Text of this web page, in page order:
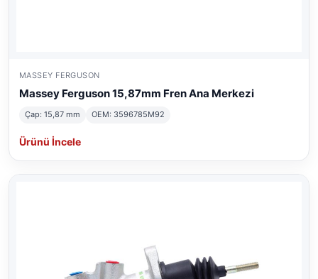
MASSEY FERGUSON
Massey Ferguson 15,87mm Fren Ana Merkezi
Çap: 15,87 mm OEM: 3596785M92
Ürünü İncele